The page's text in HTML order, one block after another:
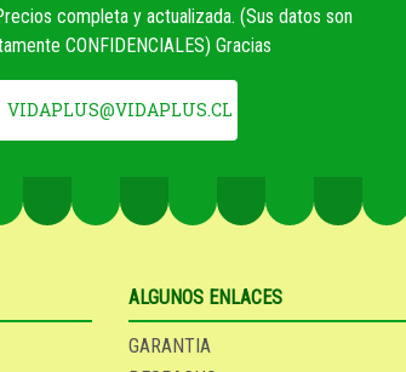
completa y actualizada. (Sus datos son
CONFIDENCIALES) Gracias
VIDAPLUS@VIDAPLUS.CL
ALGUNOS ENLACES
GARANTIA